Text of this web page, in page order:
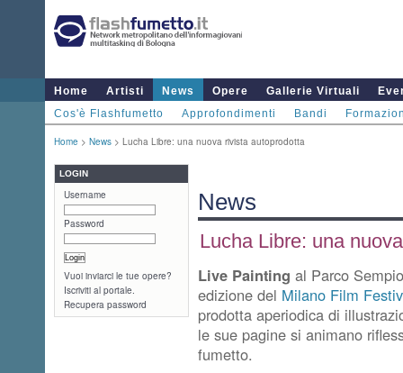
Home Artisti News Opere Gallerie Virtuali
Cos'è Flashfumetto
Approfondimenti Bandi
Home > News > Lucha Libre: una nuova rivista autoprodotta
LOGIN
Username
Password
Vuoi inviarci le tue opere?
Iscriviti al portale.
Recupera password
News
Lucha Libre: una
Live Painting al Parco
edizione del Milano Film
prodotta aperiodica di
le sue pagine si animano
fumetto.